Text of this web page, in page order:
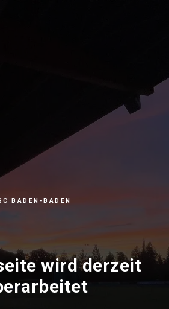
BADEN-BADEN
wird derzeit